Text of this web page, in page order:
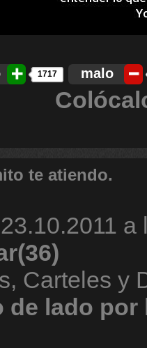
1717 malo
te atiendo.
23.10.2011 a
Carteles y
de lado por